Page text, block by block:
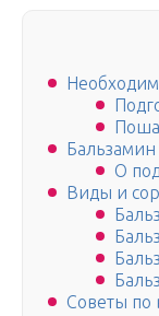
О
Виды и
Советы